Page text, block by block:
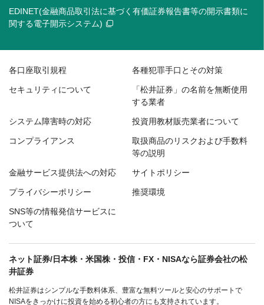
EDINET(金融商品取引法に基づく有価証券報告書等の開示書類に
関する電子開示システム)
各口座取引規程 各種犯罪手口とその対策
セキュリティについて
「松井証券」の名前を無断使用
する業者
システム障害時の対応 投資用教材販売業者について
コンプライアンス
取扱商品のリスクおよび手数料
等の説明
金融サービス提供法への対応 サイトポリシー
プライバシーポリシー 推奨環境
SNS等の情報発信サービスに
ついて
ネット証券/日本株・米国株・投信・FX・NISAなら証券会社の松
井証券
松井証券はシンプルな手数料体系、豊富な無料ツールと安心のサポートで
NISAをきっかけに投資を始める初心者の方にも支持されています。